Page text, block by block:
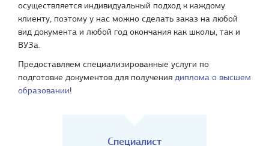
осуществляется индивидуальный подход к каждому
клиенту, поэтому у нас можно сделать заказ на любой
вид документа и любой год окончания как школы, так и
ВУЗа.
Предоставляем специализированные услуги по
подготовке документов для получения диплома о высшем
образовании!
Специалист